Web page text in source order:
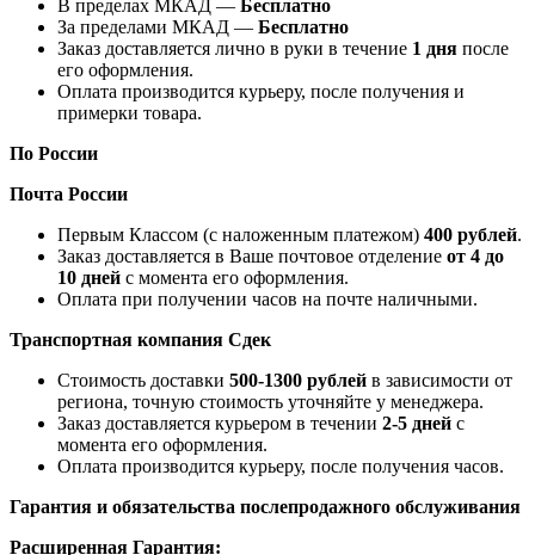
В пределах МКАД — Бесплатно
За пределами МКАД — Бесплатно
Заказ доставляется лично в руки в течение 1 дня после
его оформления.
Оплата производится курьеру, после получения и
примерки товара.
По России
Почта России
Первым Классом (с наложенным платежом) 400 рублей.
Заказ доставляется в Ваше почтовое отделение от 4 до
10 дней с момента его оформления.
Оплата при получении часов на почте наличными.
Транспортная компания Сдек
Стоимость доставки 500-1300 рублей в зависимости от
региона, точную стоимость уточняйте у менеджера.
Заказ доставляется курьером в течении 2-5 дней с
момента его оформления.
Оплата производится курьеру, после получения часов.
Гарантия и обязательства послепродажного обслуживания
Расширенная Гарантия: